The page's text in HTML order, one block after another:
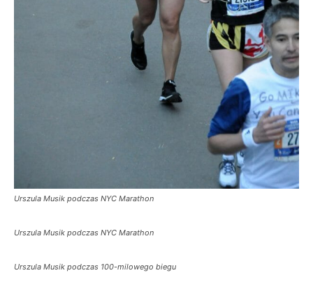
Urszula Musik podczas NYC Marathon
Urszula Musik podczas NYC Marathon
Urszula Musik podczas 100-milowego biegu